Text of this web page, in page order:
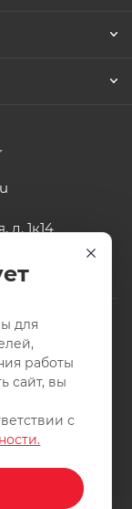
д. 1к14
товаров
Все права
и фотографий
для
работы
сайт, вы
с